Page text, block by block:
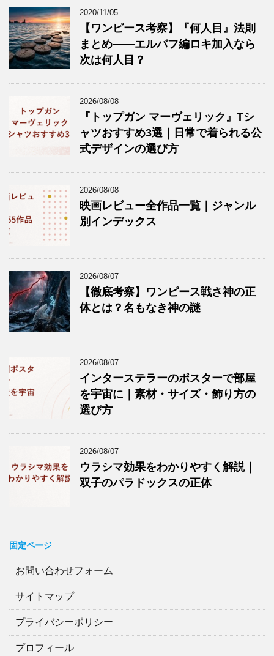
2020/11/05
【ワンピース考察】『何人目』法則
まとめ——エルバフ編ロキ加入なら
次は何人目？
2026/08/08
『トップガン マーヴェリック』Tシ
ャツおすすめ3選｜日常で着られる公
式デザインの選び方
2026/08/08
映画レビュー全作品一覧｜ジャンル
別インデックス
2026/08/07
【徹底考察】ワンピース戦さ神の正
体とは？名もなき神の謎
2026/08/07
インターステラーのポスターで部屋
を宇宙に｜素材・サイズ・飾り方の
選び方
2026/08/07
ウラシマ効果をわかりやすく解説｜
双子のパラドックスの正体
固定ページ
お問い合わせフォーム
サイトマップ
プライバシーポリシー
プロフィール